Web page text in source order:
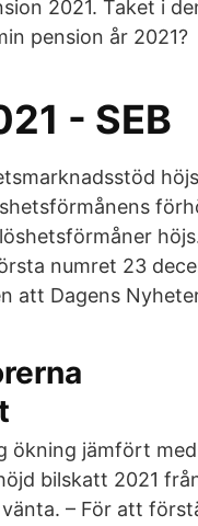
2021. Taket i
pension år 2021?
- SEB
numret 23
att Dagens
ökning jämfört
bilskatt 2021
– För att